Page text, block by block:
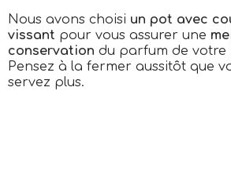
Nous avons choisi un pot avec
vissant pour vous assurer une
conservation du parfum de votre
Pensez à la fermer aussitôt que
servez plus.